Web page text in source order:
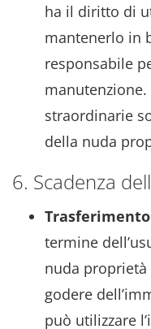
ha il diritto di
mantenerlo in
responsabile
straordinarie
della nuda
6. Scadenza
termine
nuda
godere
può utilizzare